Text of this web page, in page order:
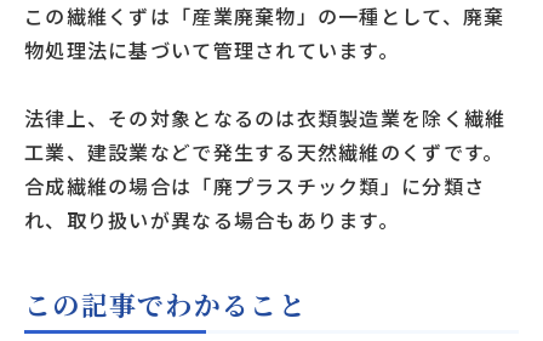
この繊維くずは「産業廃棄物」の一種として、廃棄
物処理法に基づいて管理されています。
法律上、その対象となるのは衣類製造業を除く繊維
工業、建設業などで発生する天然繊維のくずです。
合成繊維の場合は「廃プラスチック類」に分類さ
れ、取り扱いが異なる場合もあります。
この記事でわかること